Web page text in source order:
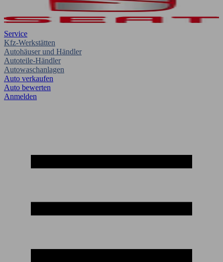
Service
Kfz-Werkstätten
Autohäuser und Händler
Autoteile-Händler
Autowaschanlagen
Auto verkaufen
Auto bewerten
Anmelden